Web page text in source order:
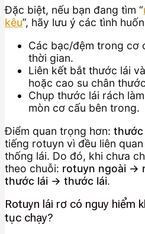
Đặc biệt, nếu bạn đang tìm “
kêu”, hãy lưu ý các tình
Các bạc/đệm trong cơ
thời gian.
Liên kết bắt thước lái
hoặc cao su chân
Chụp thước lái rách
mòn cơ cấu bên trong.
Điểm quan trọng hơn: thước
tiếng rotuyn vì đều liên
thống lái. Do đó, khi chưa
theo chuỗi: rotuyn ngoài →
thước lái → thước lái.
Rotuyn lái rơ có nguy hiểm
tục chạy?